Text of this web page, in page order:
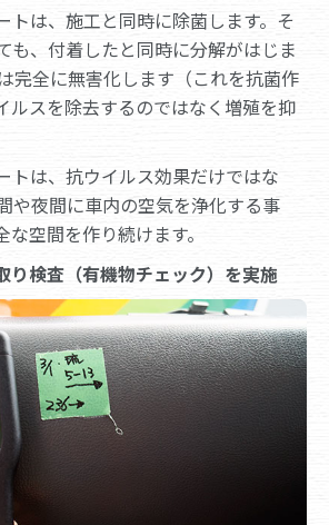
トは、施工と同時に除菌します。そ
も、付着したと同時に分解がはじま
完全に無害化します（これを抗菌作
ルスを除去するのではなく増殖を抑
トは、抗ウイルス効果だけではな
や夜間に車内の空気を浄化する事
空間を作り続けます。
り検査（有機物チェック）を実施